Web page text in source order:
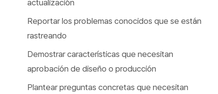
actualización
Reportar los problemas conocidos que se están
rastreando
Demostrar características que necesitan
aprobación de diseño o producción
Plantear preguntas concretas que necesitan